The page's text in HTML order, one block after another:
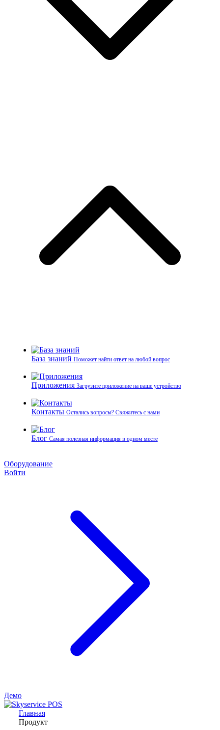
База знаний Поможет найти ответ на любой вопрос
Приложения Загрузите приложение на ваше устройство
Контакты Остались вопросы? Свяжитесь с нами
Блог Самая полезная информация в одном месте
Оборудование
Войти
Демо
Главная
Продукт